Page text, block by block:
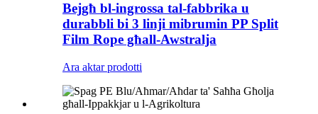
Bejgħ bl-ingrossa tal-fabbrika u
durabbli bi 3 linji mibrumin PP Split
Film Rope għall-Awstralja
Ara aktar prodotti